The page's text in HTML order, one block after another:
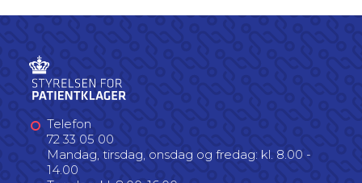
Telefon
72 33 05 00
Mandag, tirsdag, onsdag og fredag: kl. 8.00 -
14.00